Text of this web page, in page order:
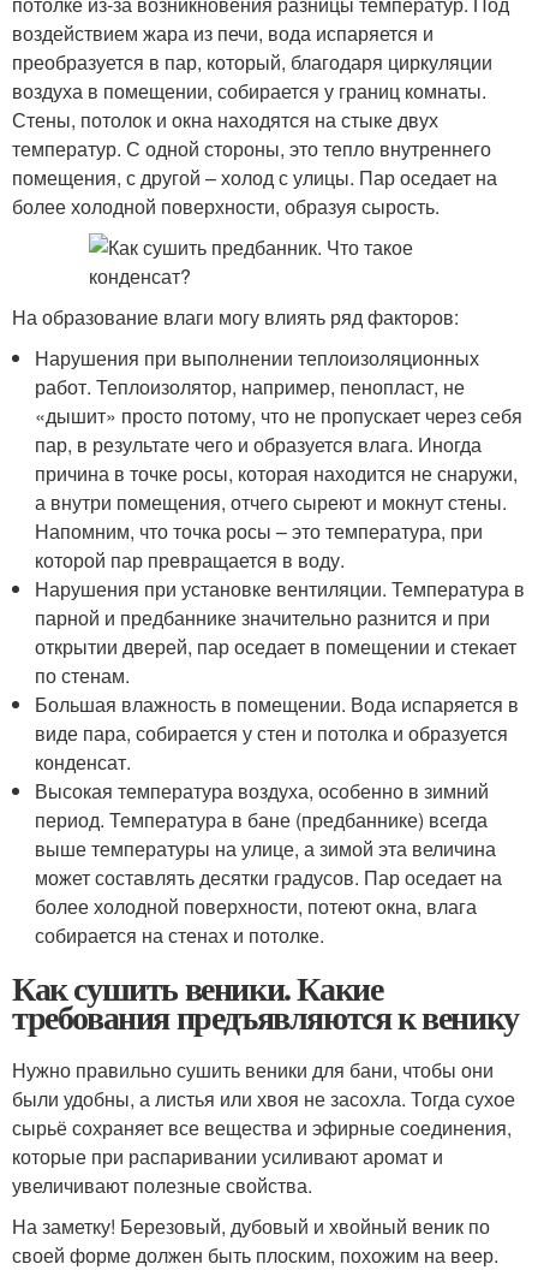
воздействием жара из печи, вода испаряется и
преобразуется в пар, который, благодаря циркуляции
воздуха в помещении, собирается у границ комнаты.
Стены, потолок и окна находятся на стыке двух
температур. С одной стороны, это тепло внутреннего
помещения, с другой – холод с улицы. Пар оседает на
более холодной поверхности, образуя сырость.
На образование влаги могу влиять ряд факторов:
Нарушения при выполнении теплоизоляционных
работ. Теплоизолятор, например, пенопласт, не
«дышит» просто потому, что не пропускает через себя
пар, в результате чего и образуется влага. Иногда
причина в точке росы, которая находится не снаружи,
а внутри помещения, отчего сыреют и мокнут стены.
Напомним, что точка росы – это температура, при
которой пар превращается в воду.
Нарушения при установке вентиляции. Температура в
парной и предбаннике значительно разнится и при
открытии дверей, пар оседает в помещении и стекает
по стенам.
Большая влажность в помещении. Вода испаряется в
виде пара, собирается у стен и потолка и образуется
конденсат.
Высокая температура воздуха, особенно в зимний
период. Температура в бане (предбаннике) всегда
выше температуры на улице, а зимой эта величина
может составлять десятки градусов. Пар оседает на
более холодной поверхности, потеют окна, влага
собирается на стенах и потолке.
Как сушить веники. Какие
требования предъявляются к венику
Нужно правильно сушить веники для бани, чтобы они
были удобны, а листья или хвоя не засохла. Тогда сухое
сырьё сохраняет все вещества и эфирные соединения,
которые при распаривании усиливают аромат и
увеличивают полезные свойства.
На заметку! Березовый, дубовый и хвойный веник по
своей форме должен быть плоским, похожим на веер.